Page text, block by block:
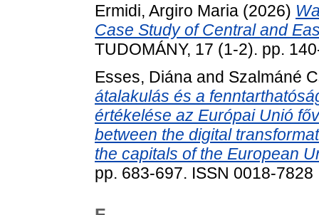
Ermidi, Argiro Maria (2026)
Case Study of Central and
TUDOMÁNY, 17 (1-2). pp.
Esses, Diána and Szalmáné
átalakulás és a
értékelése az Európai Unió
between the digital
the capitals of the European
pp. 683-697. ISSN 0018-